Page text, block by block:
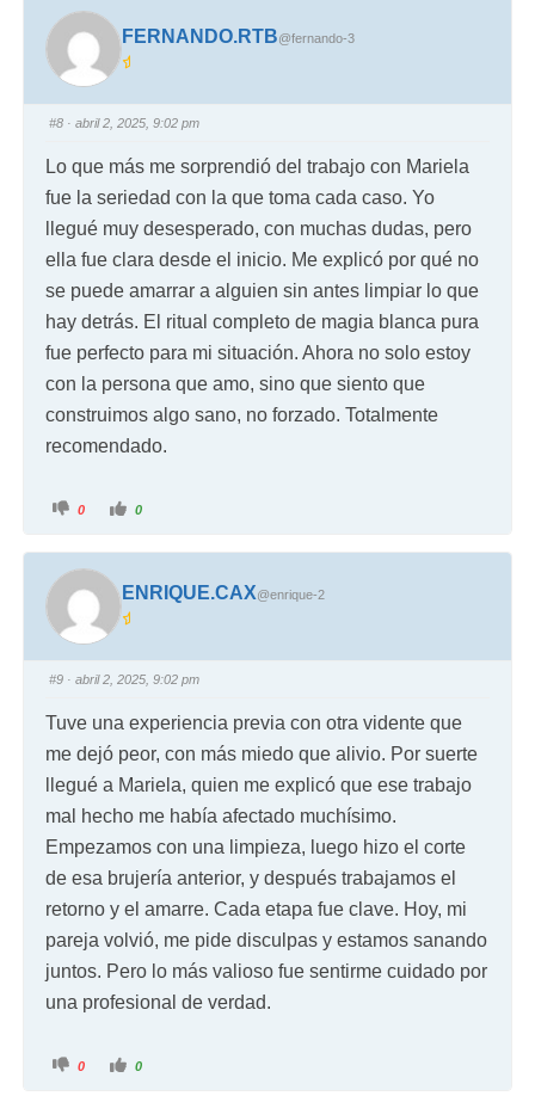
FERNANDO.RTB@fernando-3
#8 · abril 2, 2025, 9:02 pm
Lo que más me sorprendió del trabajo con Mariela
fue la seriedad con la que toma cada caso. Yo
llegué muy desesperado, con muchas dudas, pero
ella fue clara desde el inicio. Me explicó por qué no
se puede amarrar a alguien sin antes limpiar lo que
hay detrás. El ritual completo de magia blanca pura
fue perfecto para mi situación. Ahora no solo estoy
con la persona que amo, sino que siento que
construimos algo sano, no forzado. Totalmente
recomendado.
0 0
ENRIQUE.CAX@enrique-2
#9 · abril 2, 2025, 9:02 pm
Tuve una experiencia previa con otra vidente que
me dejó peor, con más miedo que alivio. Por suerte
llegué a Mariela, quien me explicó que ese trabajo
mal hecho me había afectado muchísimo.
Empezamos con una limpieza, luego hizo el corte
de esa brujería anterior, y después trabajamos el
retorno y el amarre. Cada etapa fue clave. Hoy, mi
pareja volvió, me pide disculpas y estamos sanando
juntos. Pero lo más valioso fue sentirme cuidado por
una profesional de verdad.
0 0